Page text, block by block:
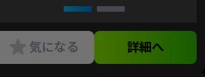
気になる 詳細へ